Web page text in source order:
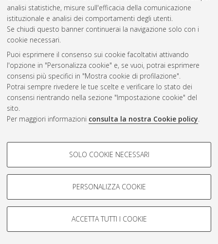
analisi statistiche, misure sull'efficacia della comunicazione
istituzionale e analisi dei comportamenti degli utenti.
Se chiudi questo banner continuerai la navigazione solo con i
cookie necessari.
Puoi esprimere il consenso sui cookie facoltativi attivando
l'opzione in "Personalizza cookie" e, se vuoi, potrai esprimere
consensi più specifici in "Mostra cookie di profilazione".
Potrai sempre rivedere le tue scelte e verificare lo stato dei
consensi rientrando nella sezione "Impostazione cookie" del
sito.
Per maggiori informazioni consulta la nostra Cookie policy.
COOKIE DI PROFILAZIONE -
Si tratta di cookie utilizzati per analizzare le caratteristiche della
navigazione degli utenti, creare profili in base al loro comportamento
Mostra cookie di profilazione
COOKIE TECNICI - NECESSARI
SOLO COOKIE NECESSARI
PERSONALIZZA COOKIE
ACCETTA TUTTI I COOKIE
Questa lista e' stata generata ilSat Aug 8 20:34:42 2026
Atom
Rss 1.0
Rss 2.0
ISSN: 2038-7946
Impostazioni Cookie
Informativa sulla privacy
Condizioni d’uso del sito